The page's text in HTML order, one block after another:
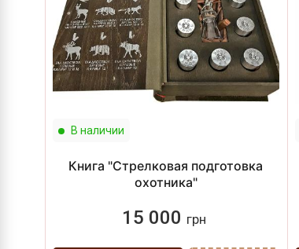
В наличии
Книга "Стрелковая подготовка
охотника"
15 000 грн